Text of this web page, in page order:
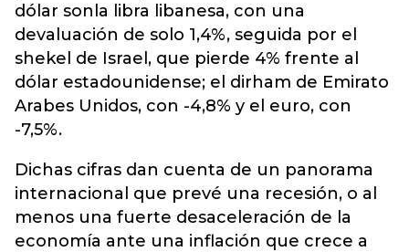
dólar sonla libra libanesa, con una
devaluación de solo 1,4%, seguida por el
shekel de Israel, que pierde 4% frente al
dólar estadounidense; el dirham de Emirato
Arabes Unidos, con -4,8% y el euro, con
-7,5%.
Dichas cifras dan cuenta de un panorama
internacional que prevé una recesión, o al
menos una fuerte desaceleración de la
economía ante una inflación que crece a